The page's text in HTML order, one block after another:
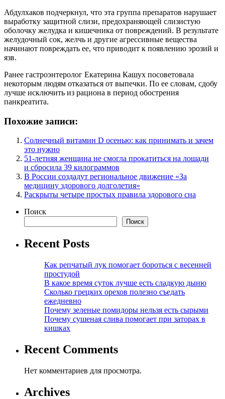
Абдулхаков подчеркнул, что эта группа препаратов нарушает
выработку защитной слизи, предохраняющей слизистую
оболочку желудка и кишечника от повреждений. В результате
желудочный сок, желчь и другие агрессивные вещества
начинают повреждать ее, что приводит к появлению эрозий и
язв.
Ранее гастроэнтеролог Екатерина Кашух посоветовала
некоторым людям отказаться от выпечки. По ее словам, сдобу
лучше исключить из рациона в период обострения
панкреатита.
Похожие записи:
Солнечный витамин D осенью: как принимать и зачем
это нужно
51-летняя женщина не смогла прокатиться на лошади
и сбросила 39 килограммов
В России создадут региональное движение «За
медицину здорового долголетия»
Раскрыты четыре простых правила здорового сна
Поиск
Поиск
Recent Posts
Как репчатый лук помогает бороться с весенней
простудой
В какое время суток лучше есть сладкую дыню
Сколько грецких орехов полезно съедать
ежедневно
Почему зеленые помидоры нельзя есть сырыми
Почему сушеная слива помогает при заторах в
кишках
Recent Comments
Нет комментариев для просмотра.
Archives